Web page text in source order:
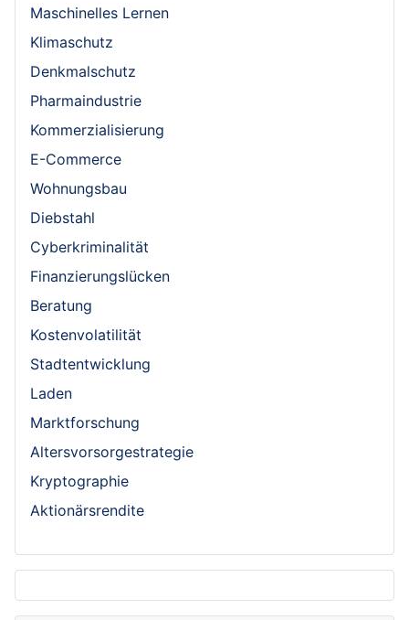
Maschinelles Lernen
Klimaschutz
Denkmalschutz
Pharmaindustrie
Kommerzialisierung
E-Commerce
Wohnungsbau
Diebstahl
Cyberkriminalität
Finanzierungslücken
Beratung
Kostenvolatilität
Stadtentwicklung
Laden
Marktforschung
Altersvorsorgestrategie
Kryptographie
Aktionärsrendite